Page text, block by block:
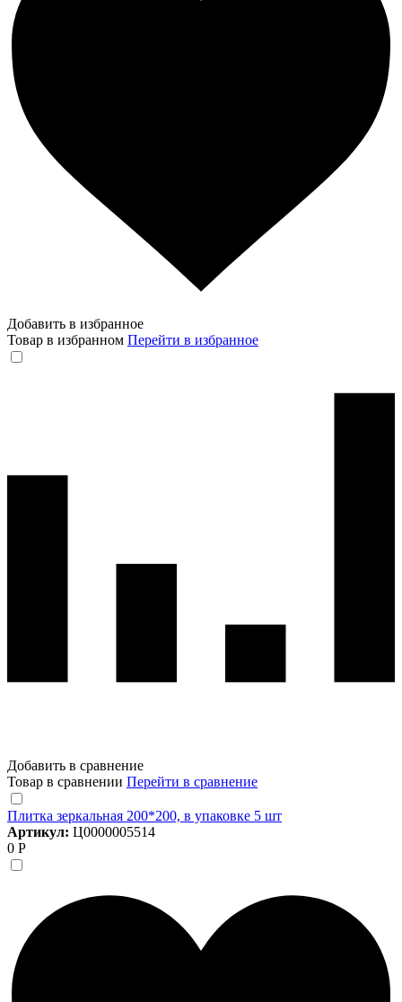
Добавить в избранное
Товар в избранном Перейти в избранное
Добавить в сравнение
Товар в сравнении Перейти в сравнение
Плитка зеркальная 200*200, в упаковке 5 шт
Артикул: Ц0000005514
0 Р